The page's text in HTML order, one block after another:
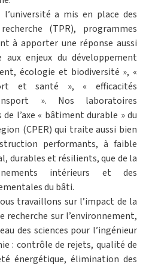
a mis en place des
(TPR), programmes
à apporter une réponse aussi
enjeux du développement
écologie et biodiversité », «
et santé », « efficacités
». Nos laboratoires
l’axe « bâtiment durable » du
(CPER) qui traite aussi bien
performants, à faible
durables et résilients, que de la
intérieurs et des
du bâti.
travaillons sur l’impact de la
recherche sur l’environnement,
des sciences pour l’ingénieur
: contrôle de rejets, qualité de
énergétique, élimination des